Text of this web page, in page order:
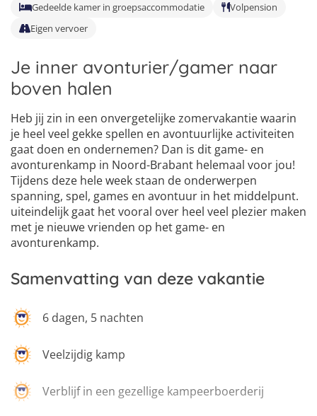
Gedeelde kamer in groepsaccommodatie
Volpension
Eigen vervoer
Je inner avonturier/gamer naar
boven halen
Heb jij zin in een onvergetelijke zomervakantie waarin
je heel veel gekke spellen en avontuurlijke activiteiten
gaat doen en ondernemen? Dan is dit game- en
avonturenkamp in Noord-Brabant helemaal voor jou!
Tijdens deze hele week staan de onderwerpen
spanning, spel, games en avontuur in het middelpunt.
uiteindelijk gaat het vooral over heel veel plezier maken
met je nieuwe vrienden op het game- en
avonturenkamp.
Samenvatting van deze vakantie
6 dagen, 5 nachten
Veelzijdig kamp
Verblijf in een gezellige kampeerboerderij